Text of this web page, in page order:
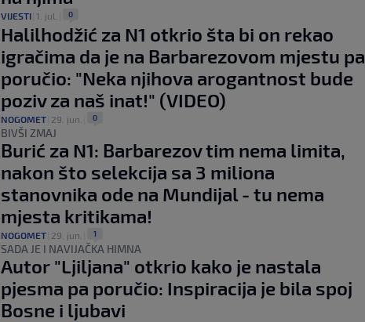
VIJESTI 1. jul. 0
Halilhodžić za N1 otkrio šta bi on rekao
igračima da je na Barbarezovom mjestu pa
poručio: "Neka njihova arogantnost bude
poziv za naš inat!" (VIDEO)
NOGOMET 29. jun. 0
BIVŠI ZMAJ
Burić za N1: Barbarezov tim nema limita,
nakon što selekcija sa 3 miliona
stanovnika ode na Mundijal - tu nema
mjesta kritikama!
NOGOMET 29. jun. 1
SADA JE I NAVIJAČKA HIMNA
Autor "Ljiljana" otkrio kako je nastala
pjesma pa poručio: Inspiracija je bila spoj
Bosne i ljubavi